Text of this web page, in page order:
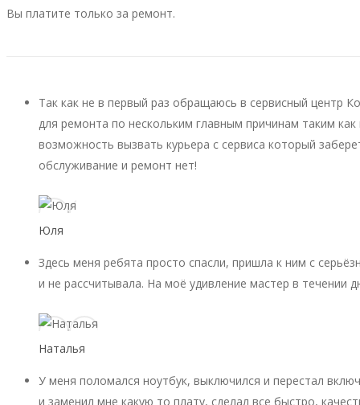
Вы платите только за ремонт.
Так как не в первый раз обращаюсь в сервисный центр
для ремонта по нескольким главным причинам таким
возможность вызвать курьера с сервиса который
обслуживание и ремонт нет!
Юля
Здесь меня ребята просто спасли, пришла к ним с
и не рассчитывала. На моё удивление мастер в течении
Наталья
У меня поломался ноутбук, выключился и перестал
и заменил мне какую то плату, сделал все быстро,